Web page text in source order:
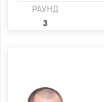
РАУНД
3